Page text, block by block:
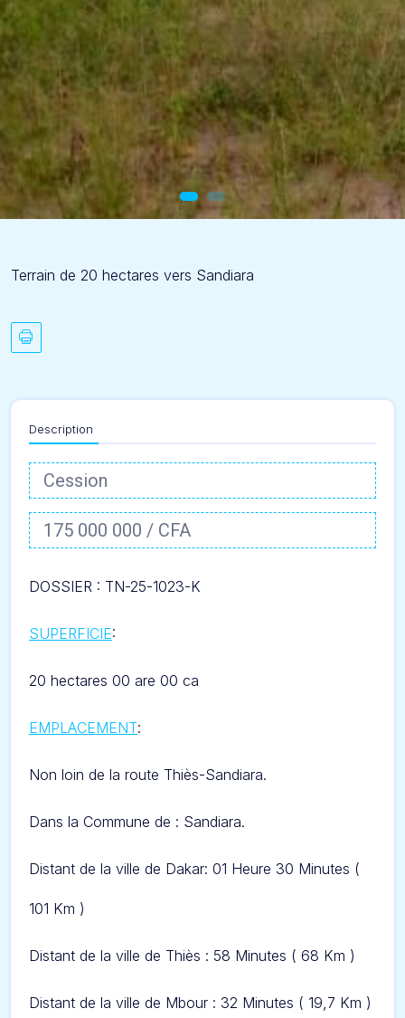
Terrain de 20 hectares vers Sandiara
Description
Cession
175 000 000 / CFA
DOSSIER : TN-25-1023-K
SUPERFICIE:
20 hectares 00 are 00 ca
EMPLACEMENT:
Non loin de la route Thiès-Sandiara.
Dans la Commune de : Sandiara.
Distant de la ville de Dakar: 01 Heure 30 Minutes (
101 Km )
Distant de la ville de Thiès : 58 Minutes ( 68 Km )
Distant de la ville de Mbour : 32 Minutes ( 19,7 Km )